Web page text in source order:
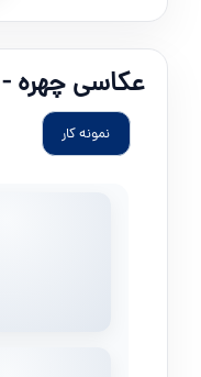
عکاسی چهره -
نمونه کار